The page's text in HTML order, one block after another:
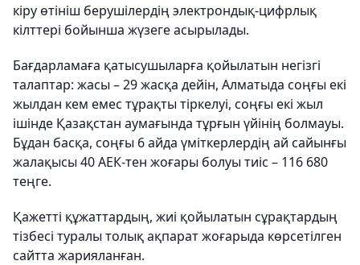
кіру өтініш берушілердің электрондық-цифрлық
кілттері бойынша жүзеге асырылады.
Бағдарламаға қатысушыларға қойылатын негізгі
талаптар: жасы – 29 жасқа дейін, Алматыда соңғы екі
жылдан кем емес тұрақты тіркелуі, соңғы екі жыл
ішінде Қазақстан аумағында тұрғын үйінің болмауы.
Бұдан басқа, соңғы 6 айда үміткерлердің ай сайынғы
жалақысы 40 АЕК-тен жоғары болуы тиіс – 116 680
теңге.
Қажетті құжаттардың, жиі қойылатын сұрақтардың
тізбесі туралы толық ақпарат жоғарыда көрсетілген
сайтта жарияланған.